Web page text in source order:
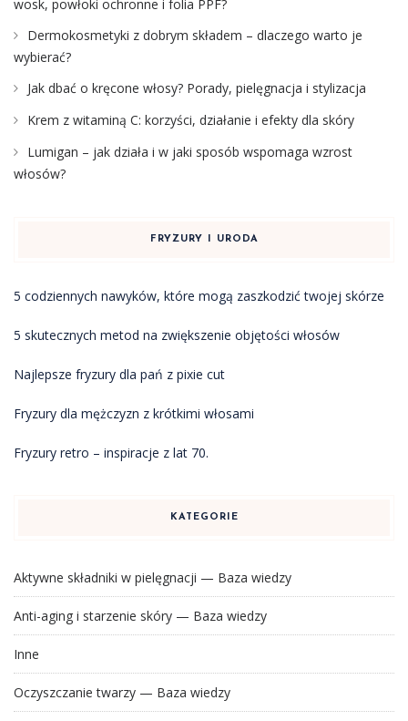
wosk, powłoki ochronne i folia PPF?
Dermokosmetyki z dobrym składem – dlaczego warto je
wybierać?
Jak dbać o kręcone włosy? Porady, pielęgnacja i stylizacja
Krem z witaminą C: korzyści, działanie i efekty dla skóry
Lumigan – jak działa i w jaki sposób wspomaga wzrost
włosów?
FRYZURY I URODA
5 codziennych nawyków, które mogą zaszkodzić twojej skórze
5 skutecznych metod na zwiększenie objętości włosów
Najlepsze fryzury dla pań z pixie cut
Fryzury dla mężczyzn z krótkimi włosami
Fryzury retro – inspiracje z lat 70.
KATEGORIE
Aktywne składniki w pielęgnacji — Baza wiedzy
Anti-aging i starzenie skóry — Baza wiedzy
Inne
Oczyszczanie twarzy — Baza wiedzy